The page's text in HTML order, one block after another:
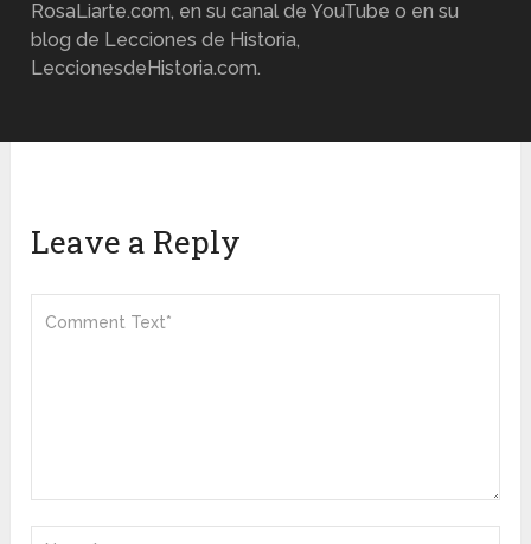
RosaLiarte.com, en su canal de YouTube o en su
blog de Lecciones de Historia,
LeccionesdeHistoria.com.
Leave a Reply